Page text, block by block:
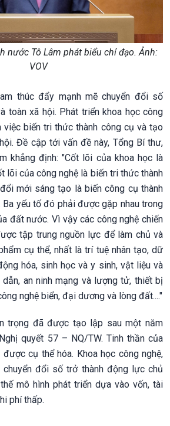
nước Tô Lâm phát biểu chỉ đạo. Ảnh:
VOV
thúc đẩy mạnh mẽ chuyển đổi số
toàn xã hội. Phát triển khoa học công
việc biến tri thức thành công cụ và tạo
Đề cập tới vấn đề này, Tổng Bí thư,
khẳng định: "Cốt lõi của khoa học là
lõi của công nghệ là biến tri thức thành
mới sáng tạo là biến công cụ thành
yếu tố đó phải được gặp nhau trong
đất nước. Vì vậy các công nghệ chiến
tập trung nguồn lực để làm chủ và
cụ thể, nhất là trí tuệ nhân tạo, dữ
hóa, sinh học và y sinh, vật liệu và
an ninh mạng và lượng tử, thiết bị
nghệ biển, đại dương và lòng đất...."
trọng đã được tạo lập sau một năm
quyết 57 – NQ/TW. Tinh thần của
cụ thể hóa. Khoa học công nghệ,
đổi số trở thành động lực chủ
mô hình phát triển dựa vào vốn, tài
phí thấp.